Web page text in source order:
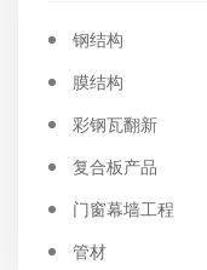
钢结构
膜结构
彩钢瓦翻新
复合板产品
门窗幕墙工程
管材